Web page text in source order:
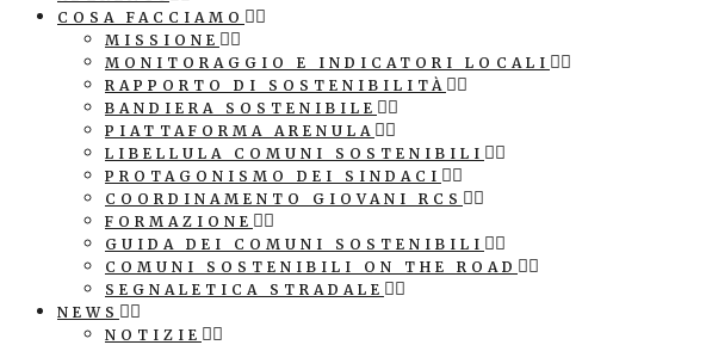
COSA FACCIAMO
MISSIONE
MONITORAGGIO E INDICATORI LOCALI
RAPPORTO DI SOSTENIBILITÀ
BANDIERA SOSTENIBILE
PIATTAFORMA ARENULA
LIBELLULA COMUNI SOSTENIBILI
PROTAGONISMO DEI SINDACI
COORDINAMENTO GIOVANI RCS
FORMAZIONE
GUIDA DEI COMUNI SOSTENIBILI
COMUNI SOSTENIBILI ON THE ROAD
SEGNALETICA STRADALE
NEWS
NOTIZIE